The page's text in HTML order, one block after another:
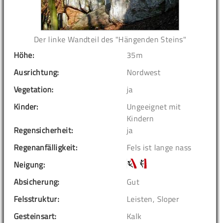
Der linke Wandteil des "Hängenden Steins"
Höhe:
35m
Ausrichtung:
Nordwest
Vegetation:
ja
Kinder:
Ungeeignet mit
Kindern
Regensicherheit:
ja
Regenanfälligkeit:
Fels ist lange nass
Neigung:
Absicherung:
Gut
Felsstruktur:
Leisten, Sloper
Gesteinsart:
Kalk